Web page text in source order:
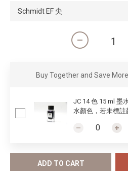
Buy Together and Save More
JC 14 色 15 ml 墨
水顏色，若未標註
ADD TO CART